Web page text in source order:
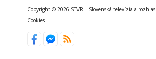
Copyright © 2026 STVR – Slovenská televízia a rozhlas
Cookies